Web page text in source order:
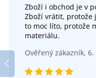
Zimní
Reflexní
Zboží i obchod je v
Zboží vrátit, protože
to moc líto, protože
materiálu.
Ověřený zákazník, 6.